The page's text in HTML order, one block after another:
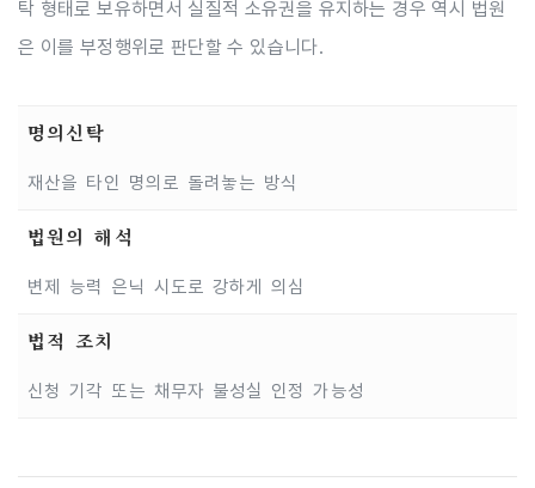
탁 형태로 보유하면서 실질적 소유권을 유지하는 경우 역시 법원
은 이를 부정행위로 판단할 수 있습니다.
명의신탁
재산을 타인 명의로 돌려놓는 방식
법원의 해석
변제 능력 은닉 시도로 강하게 의심
법적 조치
신청 기각 또는 채무자 불성실 인정 가능성